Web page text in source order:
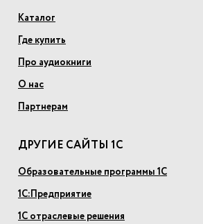
Каталог
Где купить
Про аудиокниги
О нас
Партнерам
ДРУГИЕ САЙТЫ 1С
Образовательные программы 1С
1С:Предприятие
1С отраслевые решения